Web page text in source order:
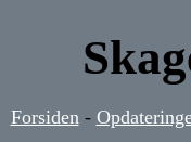
Forsiden -